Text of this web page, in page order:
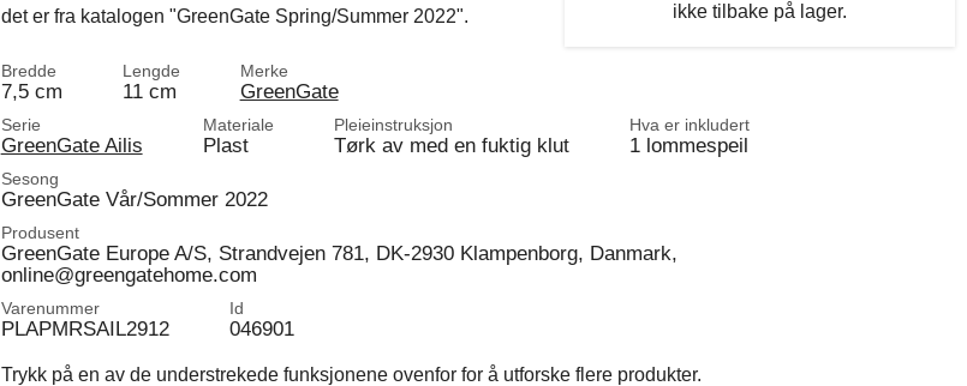
ikke tilbake på lager.
det er fra katalogen "GreenGate Spring/Summer 2022".
Bredde
7,5 cm
Lengde
11 cm
Merke
GreenGate
Serie
GreenGate Ailis
Materiale
Plast
Pleieinstruksjon
Tørk av med en fuktig klut
Hva er inkludert
1 lommespeil
Sesong
GreenGate Vår/Sommer 2022
Produsent
GreenGate Europe A/S, Strandvejen 781, DK-2930 Klampenborg, Danmark,
online@greengatehome.com
Varenummer
PLAPMRSAIL2912
Id
046901
Trykk på en av de understrekede funksjonene ovenfor for å utforske flere produkter.